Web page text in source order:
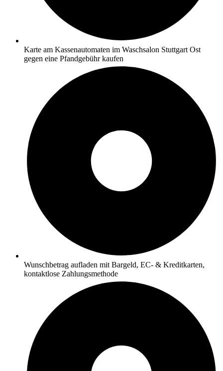
Karte am Kassenautomaten im Waschsalon Stuttgart Ost
gegen eine Pfandgebühr kaufen
Wunschbetrag aufladen mit Bargeld, EC- & Kreditkarten,
kontaktlose Zahlungsmethode